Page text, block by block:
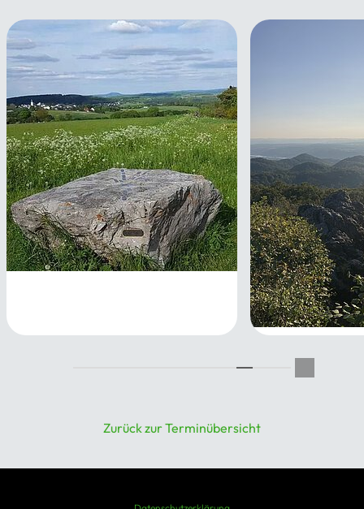
Münstereifel nach Nettersheim
28.11.2026
Zurück zur Terminübersicht